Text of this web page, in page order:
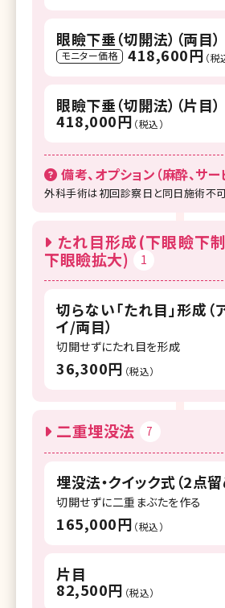
眼瞼下垂（切開法）（両目）
モニター価格 418,600円 （税
眼瞼下垂（切開法）（片目）
418,000円 （税込）
備考、オプション（麻酔、サー
外科手術は初回診察日と同日施術不
たれ目形成(下眼瞼下制
下眼瞼拡大)
1
切らない「たれ目」形成（
イ/両目）
切開せずにたれ目を形成
36,300円 （税込）
二重埋没法 7
埋没法・クイック式（2点
切開せずに二重まぶたを作る
165,000円 （税込）
片目
82,500円 （税込）